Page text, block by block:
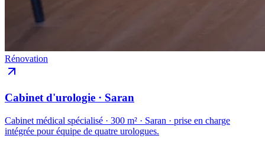
Rénovation
Cabinet d'urologie · Saran
Cabinet médical spécialisé · 300 m² · Saran · prise en charge
intégrée pour équipe de quatre urologues.